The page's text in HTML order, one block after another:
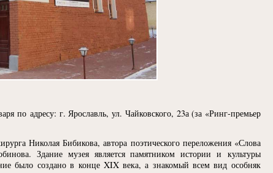
по адресу: г. Ярославль, ул. Чайковского, 23а (за «Ринг-премьер
Николая Бибикова, автора поэтического переложения «Слова
Здание музея является памятником истории и культуры
было создано в конце XIX века, а знакомый всем вид особняк